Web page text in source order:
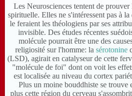
Les Neurosciences tentent de
spirituelle. Elles ne s'intéressent pas à
le feraient les théologiens par ses
invisible. Des études récentes
molécule pourrait être une des
religiosité sur l'homme: la sérotonine
(LSD), agirait en catalyseur de cette
"molécule de foi" dont on voit les
est localisée au niveau du cortex
Plus un moine bouddhiste se trouve
plus cette région du cerveau